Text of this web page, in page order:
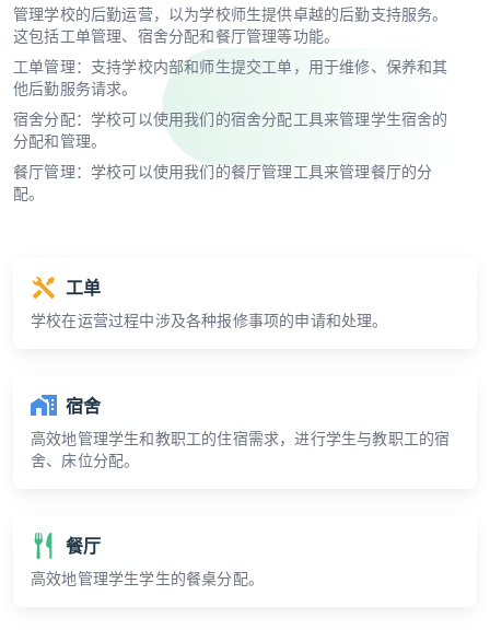
管理学校的后勤运营，以为学校师生提供卓越的后勤支持服务。
这包括工单管理、宿舍分配和餐厅管理等功能。
工单管理：支持学校内部和师生提交工单，用于维修、保养和其
他后勤服务请求。
宿舍分配：学校可以使用我们的宿舍分配工具来管理学生宿舍的
分配和管理。
餐厅管理：学校可以使用我们的餐厅管理工具来管理餐厅的分
配。
工单
学校在运营过程中涉及各种报修事项的申请和处理。
宿舍
高效地管理学生和教职工的住宿需求，进行学生与教职工的宿
舍、床位分配。
餐厅
高效地管理学生学生的餐桌分配。